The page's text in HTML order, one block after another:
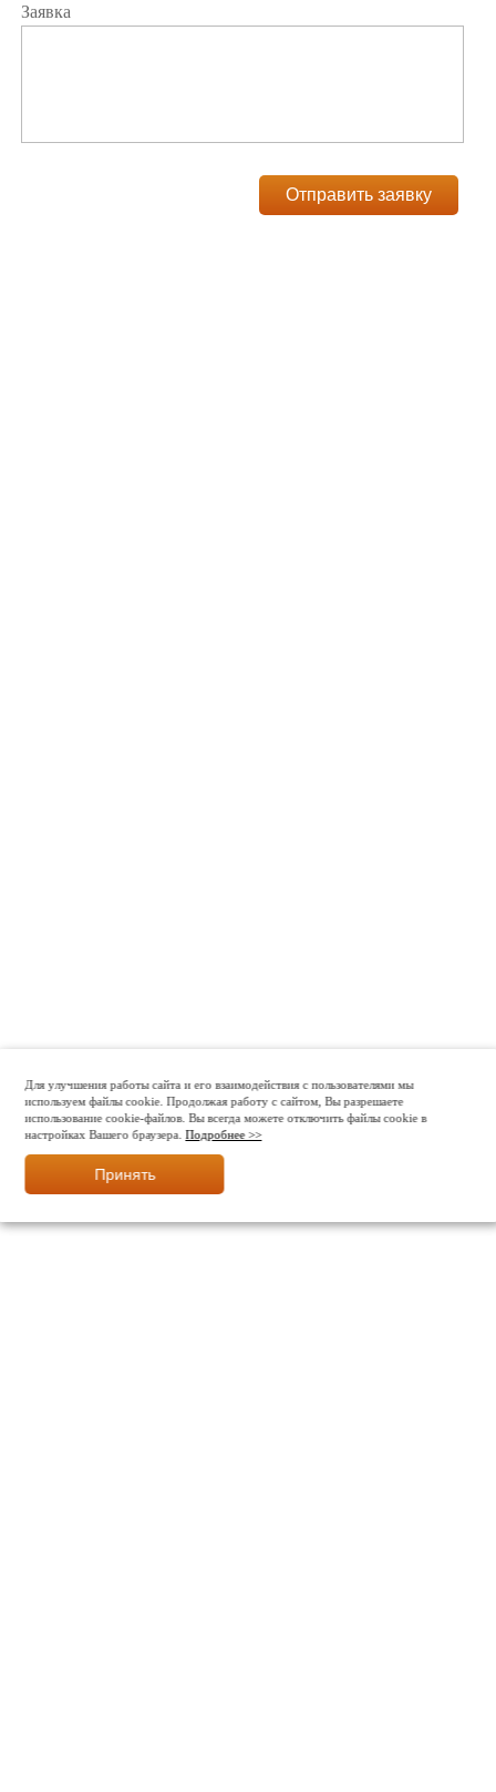
Заявка
Отправить заявку
Для улучшения работы сайта и его взаимодействия с пользователями мы
используем файлы cookie. Продолжая работу с сайтом, Вы разрешаете
использование cookie-файлов. Вы всегда можете отключить файлы cookie в
настройках Вашего браузера.Подробнее >>
Принять